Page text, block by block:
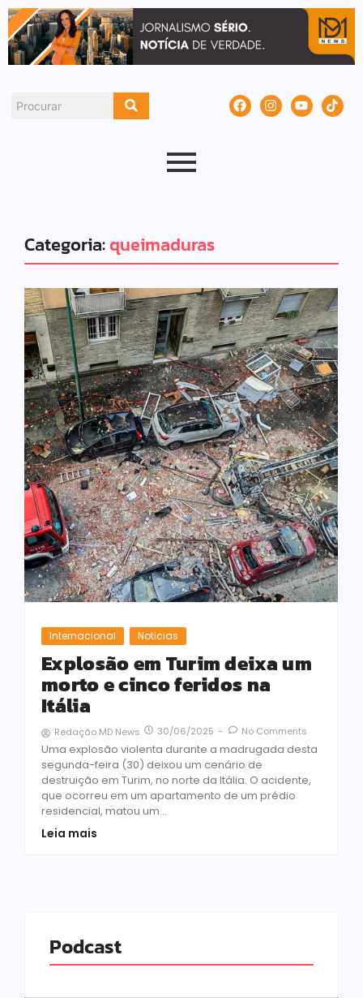
Categoria:queimaduras
Internacional Noticias
Explosão em Turim deixa um
morto e cinco feridos na
Itália
Redação MD News 30/06/2025 - No Comments
Uma explosão violenta durante a madrugada desta
segunda-feira (30) deixou um cenário de
destruição em Turim, no norte da Itália. O acidente,
que ocorreu em um apartamento de um prédio
residencial, matou um...
Leia mais
Podcast